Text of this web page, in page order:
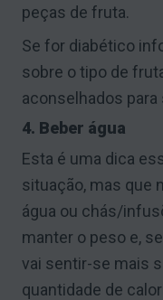
peças de fruta.
Se for diabético
sobre o tipo de
aconselhados para
4. Beber água
Esta é uma dica
situação, mas que
água ou chás/
manter o peso e,
vai sentir-se mais
quantidade de